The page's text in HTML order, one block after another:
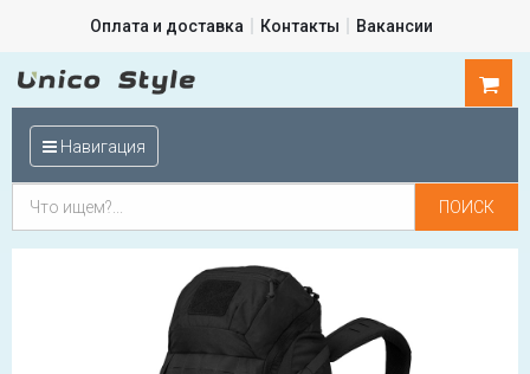
Оплата и доставка Контакты Вакансии
Навигация